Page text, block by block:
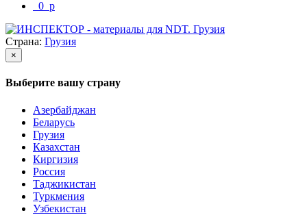
0 p
Страна: Грузия
×
Выберите вашу страну
Азербайджан
Беларусь
Грузия
Казахстан
Киргизия
Россия
Таджикистан
Туркмения
Узбекистан